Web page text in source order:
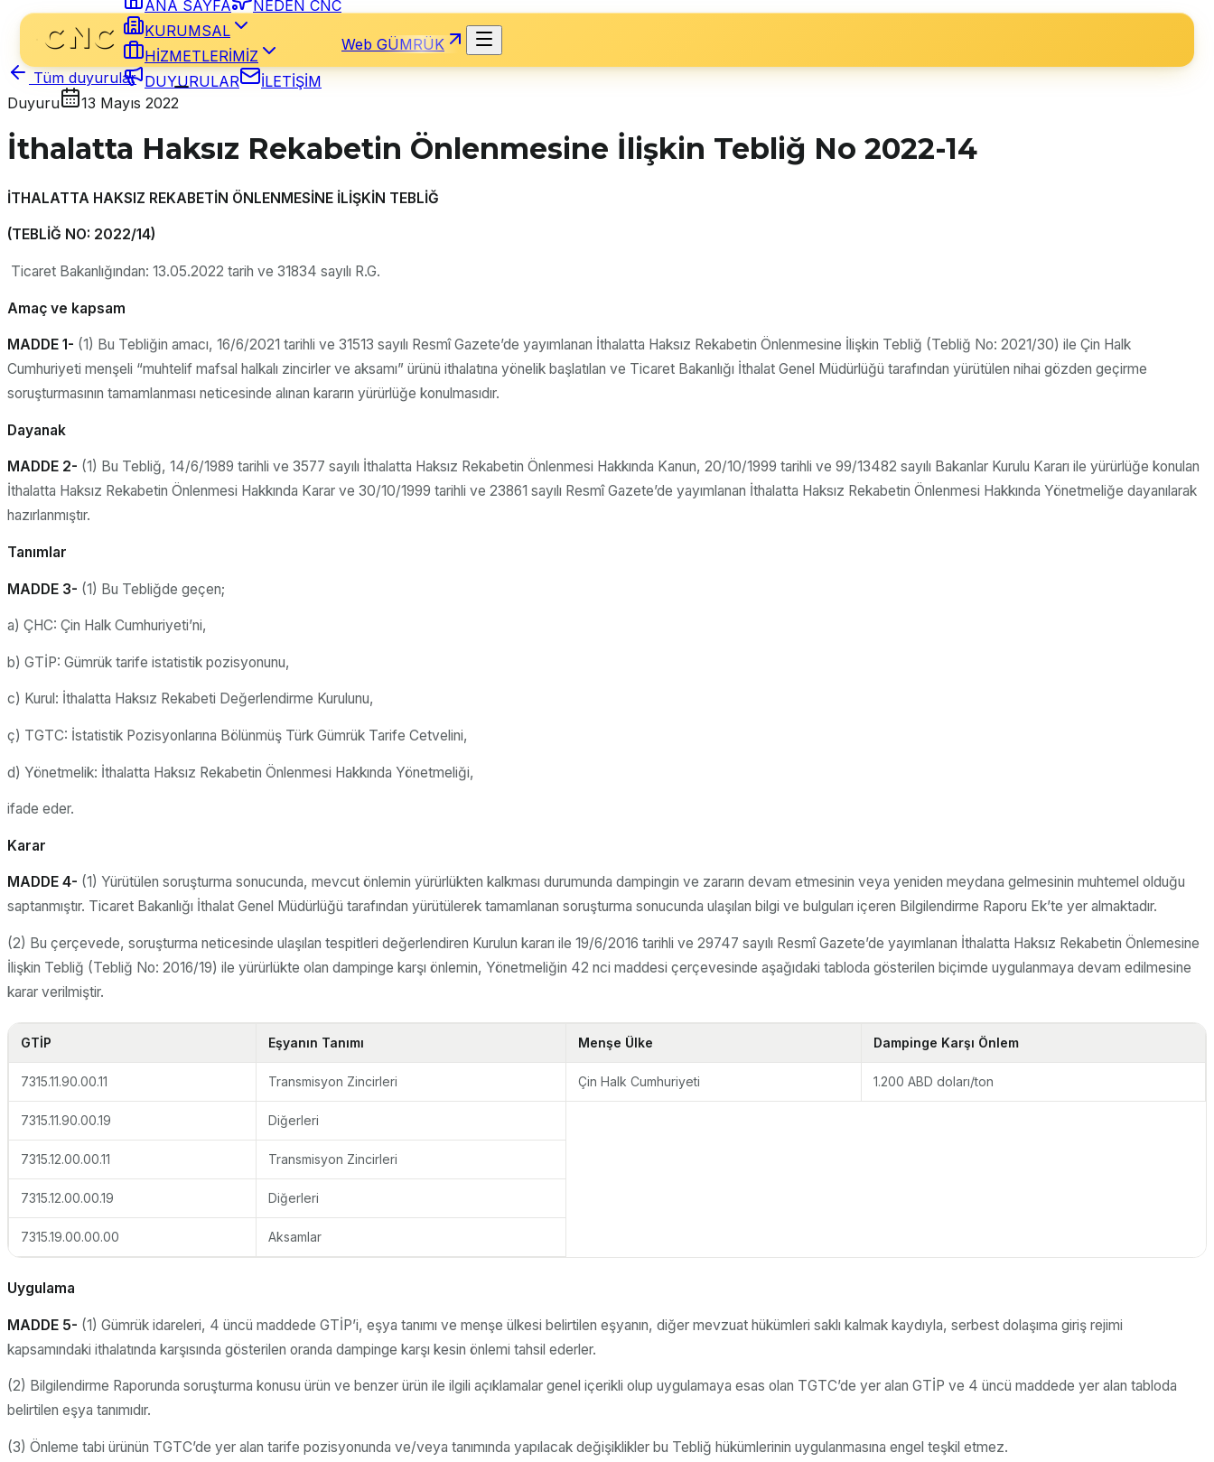
ANA SAYFA
NEDEN CNC
KURUMSAL
HİZMETLERİMİZ
DUYURULAR
İLETİŞİM
Web GÜMRÜK
Tüm duyurular
Duyuru
13 Mayıs 2022
İthalatta Haksız Rekabetin Önlenmesine İlişkin Tebliğ No 2022-14
İTHALATTA HAKSIZ REKABETİN ÖNLENMESİNE İLİŞKİN TEBLİĞ
(TEBLİĞ NO: 2022/14)
Ticaret Bakanlığından: 13.05.2022 tarih ve 31834 sayılı R.G.
Amaç ve kapsam
MADDE 1- (1) Bu Tebliğin amacı, 16/6/2021 tarihli ve 31513 sayılı Resmî Gazete’de yayımlanan İthalatta Haksız Rekabetin Önlenmesine İlişkin Tebliğ (Tebliğ No: 2021/30) ile Çin Halk
Cumhuriyeti menşeli “muhtelif mafsal halkalı zincirler ve aksamı” ürünü ithalatına yönelik başlatılan ve Ticaret Bakanlığı İthalat Genel Müdürlüğü tarafından yürütülen nihai gözden geçirme
soruşturmasının tamamlanması neticesinde alınan kararın yürürlüğe konulmasıdır.
Dayanak
MADDE 2- (1) Bu Tebliğ, 14/6/1989 tarihli ve 3577 sayılı İthalatta Haksız Rekabetin Önlenmesi Hakkında Kanun, 20/10/1999 tarihli ve 99/13482 sayılı Bakanlar Kurulu Kararı ile yürürlüğe konulan
İthalatta Haksız Rekabetin Önlenmesi Hakkında Karar ve 30/10/1999 tarihli ve 23861 sayılı Resmî Gazete’de yayımlanan İthalatta Haksız Rekabetin Önlenmesi Hakkında Yönetmeliğe dayanılarak
hazırlanmıştır.
Tanımlar
MADDE 3- (1) Bu Tebliğde geçen;
a) ÇHC: Çin Halk Cumhuriyeti’ni,
b) GTİP: Gümrük tarife istatistik pozisyonunu,
c) Kurul: İthalatta Haksız Rekabeti Değerlendirme Kurulunu,
ç) TGTC: İstatistik Pozisyonlarına Bölünmüş Türk Gümrük Tarife Cetvelini,
d) Yönetmelik: İthalatta Haksız Rekabetin Önlenmesi Hakkında Yönetmeliği,
ifade eder.
Karar
MADDE 4- (1) Yürütülen soruşturma sonucunda, mevcut önlemin yürürlükten kalkması durumunda dampingin ve zararın devam etmesinin veya yeniden meydana gelmesinin muhtemel olduğu
saptanmıştır. Ticaret Bakanlığı İthalat Genel Müdürlüğü tarafından yürütülerek tamamlanan soruşturma sonucunda ulaşılan bilgi ve bulguları içeren Bilgilendirme Raporu Ek’te yer almaktadır.
(2) Bu çerçevede, soruşturma neticesinde ulaşılan tespitleri değerlendiren Kurulun kararı ile 19/6/2016 tarihli ve 29747 sayılı Resmî Gazete’de yayımlanan İthalatta Haksız Rekabetin Önlemesine
İlişkin Tebliğ (Tebliğ No: 2016/19) ile yürürlükte olan dampinge karşı önlemin, Yönetmeliğin 42 nci maddesi çerçevesinde aşağıdaki tabloda gösterilen biçimde uygulanmaya devam edilmesine
karar verilmiştir.
GTİP Eşyanın Tanımı Menşe Ülke Dampinge Karşı Önlem
7315.11.90.00.11 Transmisyon Zincirleri Çin Halk Cumhuriyeti 1.200 ABD doları/ton
7315.11.90.00.19 Diğerleri
7315.12.00.00.11 Transmisyon Zincirleri
7315.12.00.00.19 Diğerleri
7315.19.00.00.00 Aksamlar
Uygulama
MADDE 5- (1) Gümrük idareleri, 4 üncü maddede GTİP’i, eşya tanımı ve menşe ülkesi belirtilen eşyanın, diğer mevzuat hükümleri saklı kalmak kaydıyla, serbest dolaşıma giriş rejimi
kapsamındaki ithalatında karşısında gösterilen oranda dampinge karşı kesin önlemi tahsil ederler.
(2) Bilgilendirme Raporunda soruşturma konusu ürün ve benzer ürün ile ilgili açıklamalar genel içerikli olup uygulamaya esas olan TGTC’de yer alan GTİP ve 4 üncü maddede yer alan tabloda
belirtilen eşya tanımıdır.
(3) Önleme tabi ürünün TGTC’de yer alan tarife pozisyonunda ve/veya tanımında yapılacak değişiklikler bu Tebliğ hükümlerinin uygulanmasına engel teşkil etmez.